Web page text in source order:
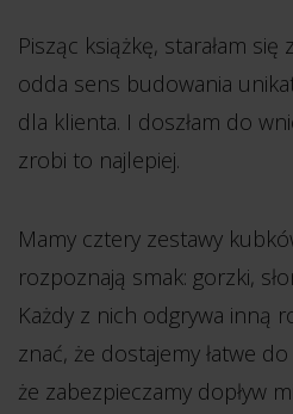
Pisząc książkę, starałam
odda sens budowania
dla klienta. I doszłam do
zrobi to najlepiej.
Mamy cztery zestawy
rozpoznają smak: gorzki,
Każdy z nich odgrywa inną
znać, że dostajemy łatwe
że zabezpieczamy dopływ